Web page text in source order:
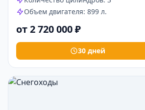
Объем двигателя: 899 л.
от 2 720 000 ₽
30 дней